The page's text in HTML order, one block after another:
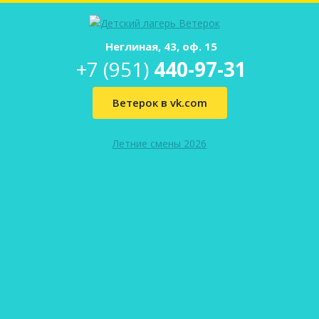
Неглиная, 43, оф. 15
+7 (951) 440-97-31
Ветерок в vk.com
Летние смены 2026